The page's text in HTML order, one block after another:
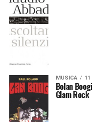
MUSICA
Bolan
Glam Rock